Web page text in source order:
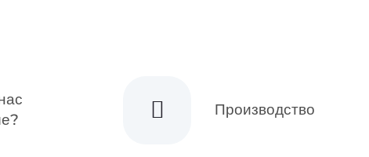
Производство